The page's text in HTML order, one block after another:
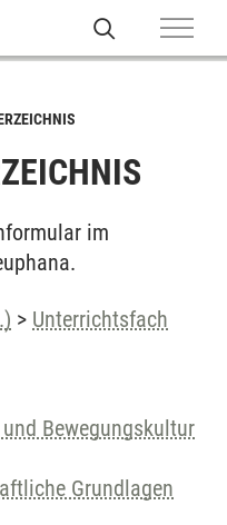
im
> Unterrichtsfach
Bewegungskultur
Grundlagen